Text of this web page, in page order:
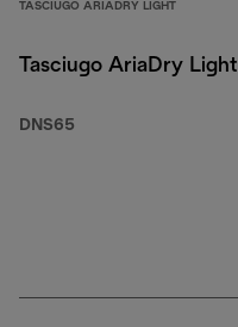
TASCIUGO ARIADRY LIGHT
Tasciugo AriaDry Light
DNS65